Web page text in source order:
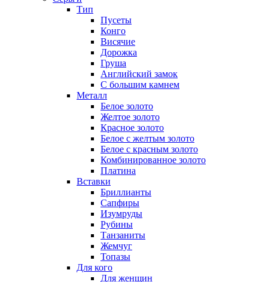
Тип
Пусеты
Конго
Висячие
Дорожка
Груша
Английский замок
С большим камнем
Металл
Белое золото
Желтое золото
Красное золото
Белое с желтым золото
Белое с красным золото
Комбинированное золото
Платина
Вставки
Бриллианты
Сапфиры
Изумруды
Рубины
Танзаниты
Жемчуг
Топазы
Для кого
Для женщин